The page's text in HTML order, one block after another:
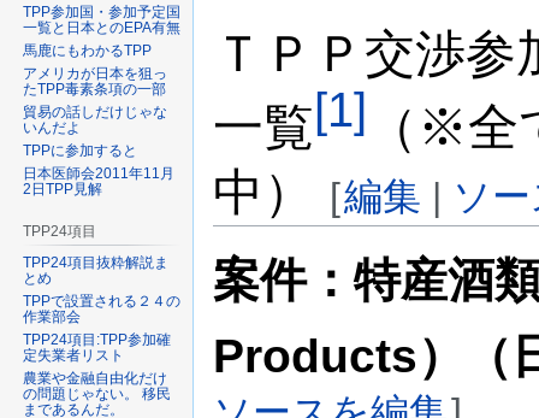
ＴＰＰ交渉
一覧[1] （※全
中）
[編集 | ソ
案件：特産酒
Products）（
TPP参加国・参加予定国
一覧と日本とのEPA有無
馬鹿にもわかるTPP
アメリカが日本を狙っ
たTPP毒素条項の一部
貿易の話しだけじゃな
いんだよ
TPPに参加すると
日本医師会2011年11月
2日TPP見解
TPP24項目
TPP24項目抜粋解説ま
とめ
TPPで設置される２４の
作業部会
TPP24項目:TPP参加確
定失業者リスト
農業や金融自由化だけ
の問題じゃない。 移民
まであるんだ。